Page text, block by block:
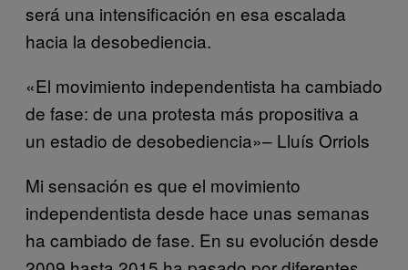
será una intensificación en esa escalada
hacia la desobediencia.
«El movimiento independentista ha cambiado
de fase: de una protesta más propositiva a
un estadio de desobediencia»– Lluís Orriols
Mi sensación es que el movimiento
independentista desde hace unas semanas
ha cambiado de fase. En su evolución desde